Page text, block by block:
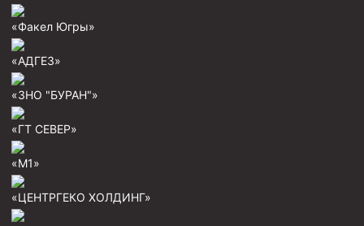
«Факел Югры»
«АДГЕЗ»
«ЗНО "БУРАН"»
«ГТ СЕВЕР»
«М1»
«ЦЕНТРГЕКО ХОЛДИНГ»